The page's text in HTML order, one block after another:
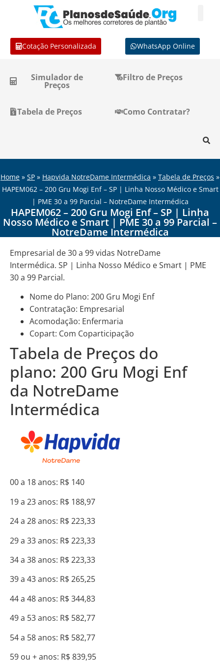
Cotação Personalizada WhatsApp Online
Simulador de
Preços
Filtro de Preços
Tabela de Preços Como Contratar?
Home » SP » Hapvida NotreDame Intermédica » Tabela de Preços »
HAPEM062 – 200 Gru Mogi Enf – SP | Linha Nosso Médico e Smart
| PME 30 a 99 Parcial – NotreDame Intermédica
HAPEM062 – 200 Gru Mogi Enf – SP | Linha
Nosso Médico e Smart | PME 30 a 99 Parcial –
NotreDame Intermédica
Empresarial de 30 a 99 vidas NotreDame
Intermédica. SP | Linha Nosso Médico e Smart | PME
30 a 99 Parcial.
Nome do Plano: 200 Gru Mogi Enf
Contratação: Empresarial
Acomodação: Enfermaria
Copart: Com Coparticipação
Tabela de Preços do
plano: 200 Gru Mogi Enf
da NotreDame
Intermédica
00 a 18 anos: R$ 140
19 a 23 anos: R$ 188,97
24 a 28 anos: R$ 223,33
29 a 33 anos: R$ 223,33
34 a 38 anos: R$ 223,33
39 a 43 anos: R$ 265,25
44 a 48 anos: R$ 344,83
49 a 53 anos: R$ 582,77
54 a 58 anos: R$ 582,77
59 ou + anos: R$ 839,95